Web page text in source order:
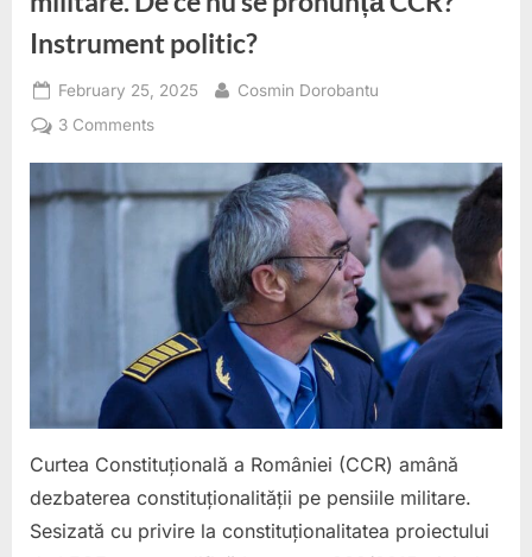
Colacul
salvare.
ROȘU
pentru
Românu,
Morar,
Instrument politic?
Posted
on
February 25, 2025 By
Cosmin Dorobantu
3 Commentson
Constituțională
României
amână
dezbaterea
pe
pensiile
militare.
ce
nu
se
Curtea Constituțională a României (CCR) amână
dezbaterea constituționalității pe pensiile militare.
Sesizată cu privire la constituționalitatea proiectului